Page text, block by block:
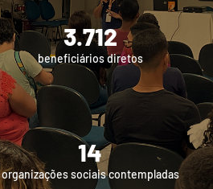
beneficiários diretos
3.712
organizações sociais contempladas
14